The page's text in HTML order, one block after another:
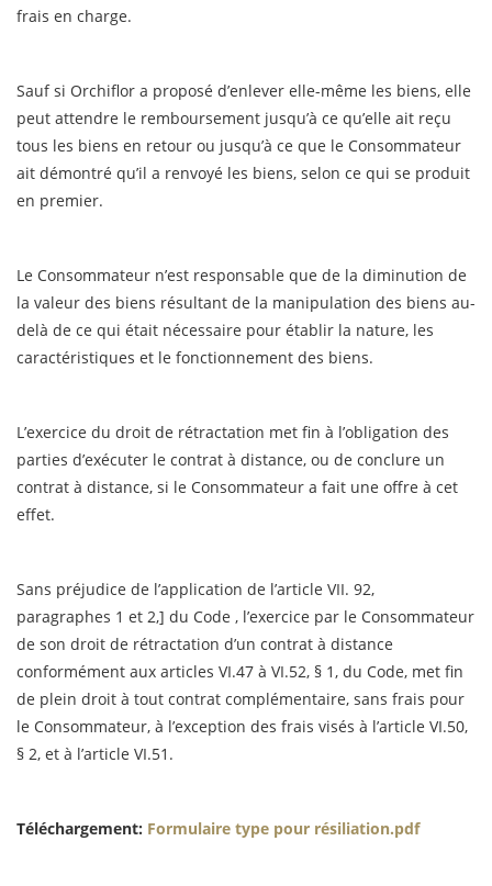
frais en charge.
Sauf si Orchiflor a proposé d’enlever elle-même les biens, elle
peut attendre le remboursement jusqu’à ce qu’elle ait reçu
tous les biens en retour ou jusqu’à ce que le Consommateur
ait démontré qu’il a renvoyé les biens, selon ce qui se produit
en premier.
Le Consommateur n’est responsable que de la diminution de
la valeur des biens résultant de la manipulation des biens au-
delà de ce qui était nécessaire pour établir la nature, les
caractéristiques et le fonctionnement des biens.
L’exercice du droit de rétractation met fin à l’obligation des
parties d’exécuter le contrat à distance, ou de conclure un
contrat à distance, si le Consommateur a fait une offre à cet
effet.
Sans préjudice de l’application de l’article VII. 92,
paragraphes 1 et 2,] du Code , l’exercice par le Consommateur
de son droit de rétractation d’un contrat à distance
conformément aux articles VI.47 à VI.52, § 1, du Code, met fin
de plein droit à tout contrat complémentaire, sans frais pour
le Consommateur, à l’exception des frais visés à l’article VI.50,
§ 2, et à l’article VI.51.
Téléchargement: Formulaire type pour résiliation.pdf